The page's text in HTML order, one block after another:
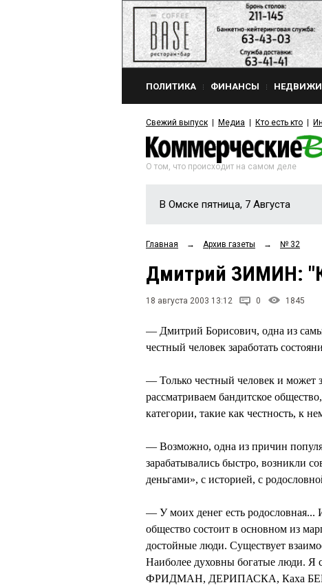
ПОЛИТИКА ФИНАНСЫ
Свежий выпуск Медиа Кто есть кто
О том, что происходит на самом деле
В Омске пятница, 7 Августа
Главная → Архив газеты → № 32
Дмитрий ЗИМИН:
18 августа 2003 13:12 0 1845
— Дмитрий Борисович, одна из
честный человек заработать
— Только честный человек и может
рассматриваем бандитское
категории, такие как честность, к
— Возможно, одна из причин
зарабатывались быстро, возникли
деньгами», с историей, с
— У моих денег есть родословная...
общество состоит в основном из
достойные люди. Существует
Наиболее духовны богатые люди.
ФРИДМАН, ДЕРИПАСКА, Каха